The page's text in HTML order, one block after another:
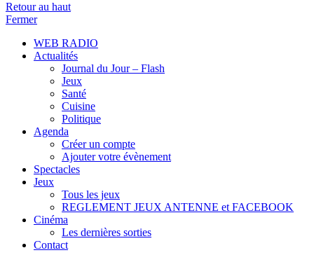
Retour au haut
Fermer
WEB RADIO
Actualités
Journal du Jour – Flash
Jeux
Santé
Cuisine
Politique
Agenda
Créer un compte
Ajouter votre évènement
Spectacles
Jeux
Tous les jeux
REGLEMENT JEUX ANTENNE et FACEBOOK
Cinéma
Les dernières sorties
Contact